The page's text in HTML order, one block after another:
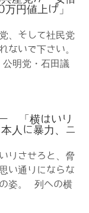
円値上げ」
、そして社民党
ないで下さい。
明党・石田議
「横はいり
人に暴力、ニ
りさせろと、脅
い通りにならな
姿。 列への横